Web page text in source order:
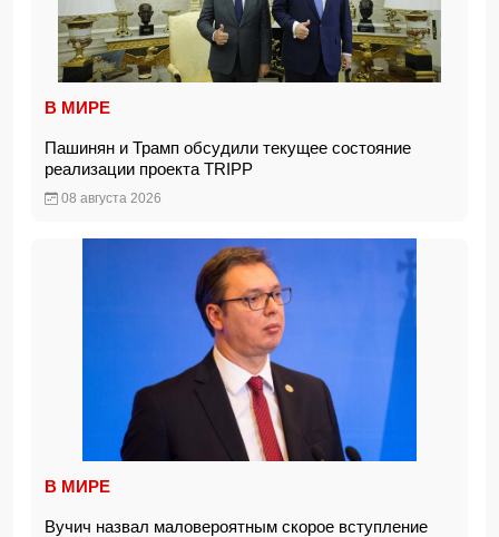
В МИРЕ
Пашинян и Трамп обсудили текущее состояние
реализации проекта TRIPP
08 августа 2026
В МИРЕ
Вучич назвал маловероятным скорое вступление